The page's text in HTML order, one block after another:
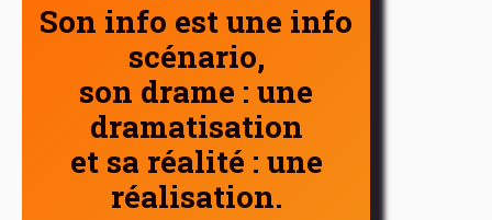
Son info est une info
scénario,
son drame : une
dramatisation
et sa réalité : une
réalisation.